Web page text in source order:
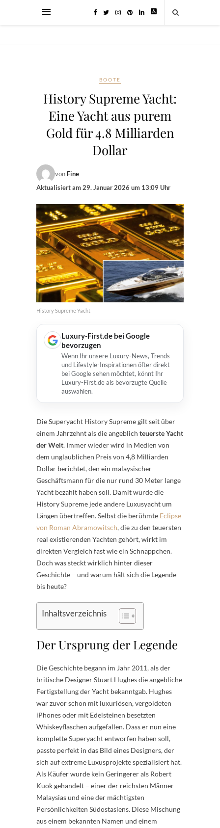
BOOTE
History Supreme Yacht:
Eine Yacht aus purem
Gold für 4.8 Milliarden
Dollar
von Fine
Aktualisiert am29. Januar 2026 um 13:09 Uhr
History Supreme Yacht
Luxury-First.de bei Google
bevorzugen
Wenn Ihr unsere Luxury-News, Trends
und Lifestyle-Inspirationen öfter direkt
bei Google sehen möchtet, könnt Ihr
Luxury-First.de als bevorzugte Quelle
auswählen.
Die Superyacht History Supreme gilt seit über
einem Jahrzehnt als die angeblich teuerste Yacht
der Welt. Immer wieder wird in Medien von
dem unglaublichen Preis von 4,8 Milliarden
Dollar berichtet, den ein malaysischer
Geschäftsmann für die nur rund 30 Meter lange
Yacht bezahlt haben soll. Damit würde die
History Supreme jede andere Luxusyacht um
Längen übertreffen. Selbst die berühmte Eclipse
von Roman Abramowitsch, die zu den teuersten
real existierenden Yachten gehört, wirkt im
direkten Vergleich fast wie ein Schnäppchen.
Doch was steckt wirklich hinter dieser
Geschichte – und warum hält sich die Legende
bis heute?
Inhaltsverzeichnis
Der Ursprung der Legende
Die Geschichte begann im Jahr 2011, als der
britische Designer Stuart Hughes die angebliche
Fertigstellung der Yacht bekanntgab. Hughes
war zuvor schon mit luxuriösen, vergoldeten
iPhones oder mit Edelsteinen besetzten
Whiskeyflaschen aufgefallen. Dass er nun eine
komplette Superyacht entworfen haben soll,
passte perfekt in das Bild eines Designers, der
sich auf extreme Luxusprojekte spezialisiert hat.
Als Käufer wurde kein Geringerer als Robert
Kuok gehandelt – einer der reichsten Männer
Malaysias und eine der mächtigsten
Persönlichkeiten Südostasiens. Diese Mischung
aus einem bekannten Namen und einem